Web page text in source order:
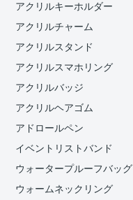
アクリルキーホルダー
アクリルチャーム
アクリルスタンド
アクリルスマホリング
アクリルバッジ
アクリルヘアゴム
アドロールペン
イベントリストバンド
ウォータープルーフバッグ
ウォームネックリング